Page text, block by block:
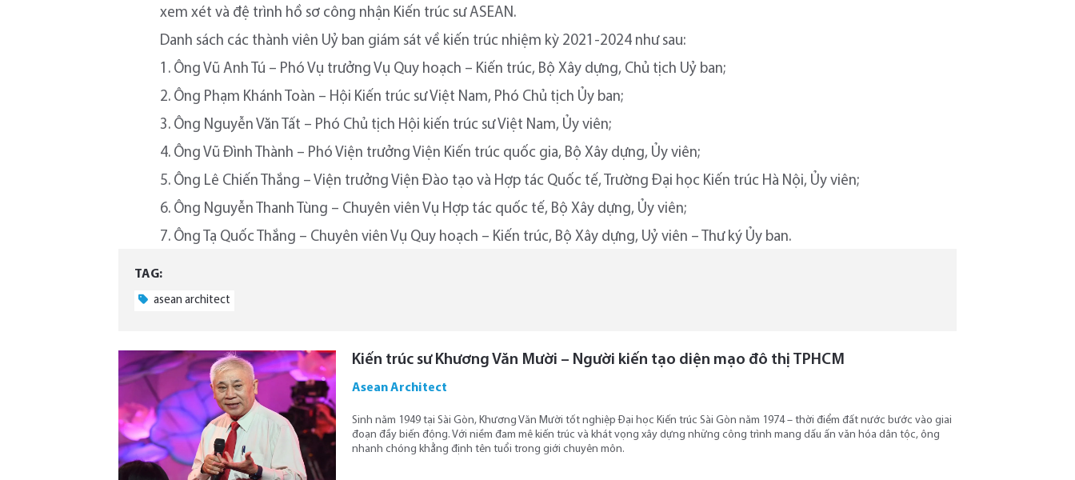
xem xét và đệ trình hồ sơ công nhận Kiến trúc sư ASEAN.
Danh sách các thành viên Uỷ ban giám sát về kiến trúc nhiệm kỳ 2021-2024 như sau:
1. Ông Vũ Anh Tú – Phó Vụ trưởng Vụ Quy hoạch – Kiến trúc, Bộ Xây dựng, Chủ tịch Uỷ ban;
2. Ông Phạm Khánh Toàn – Hội Kiến trúc sư Việt Nam, Phó Chủ tịch Ủy ban;
3. Ông Nguyễn Văn Tất – Phó Chủ tịch Hội kiến trúc sư Việt Nam, Ủy viên;
4. Ông Vũ Đình Thành – Phó Viện trưởng Viện Kiến trúc quốc gia, Bộ Xây dựng, Ủy viên;
5. Ông Lê Chiến Thắng – Viện trưởng Viện Đào tạo và Hợp tác Quốc tế, Trường Đại học Kiến trúc Hà Nội, Ủy viên;
6. Ông Nguyễn Thanh Tùng – Chuyên viên Vụ Hợp tác quốc tế, Bộ Xây dựng, Ủy viên;
7. Ông Tạ Quốc Thắng – Chuyên viên Vụ Quy hoạch – Kiến trúc, Bộ Xây dựng, Uỷ viên – Thư ký Ủy ban.
TAG:
asean architect
Kiến trúc sư Khương Văn Mười – Người kiến tạo diện mạo đô thị TPHCM
Asean Architect
Sinh năm 1949 tại Sài Gòn, Khương Văn Mười tốt nghiệp Đại học Kiến trúc Sài Gòn năm 1974 – thời điểm đất nước bước vào giai
đoạn đầy biến động. Với niềm đam mê kiến trúc và khát vọng xây dựng những công trình mang dấu ấn văn hóa dân tộc, ông
nhanh chóng khẳng định tên tuổi trong giới chuyên môn.